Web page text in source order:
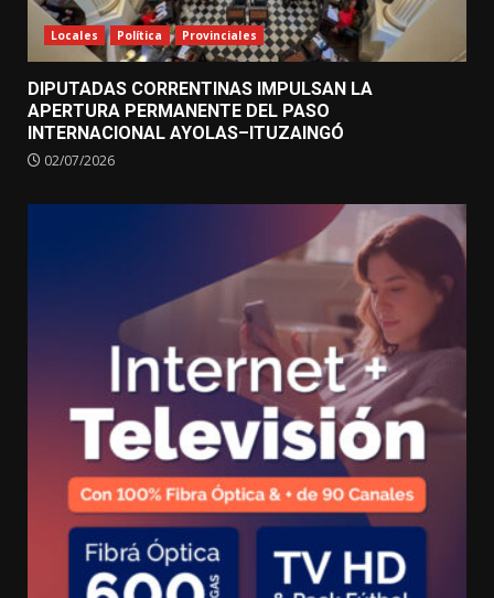
Locales Política Provinciales
DIPUTADAS CORRENTINAS IMPULSAN LA
APERTURA PERMANENTE DEL PASO
INTERNACIONAL AYOLAS–ITUZAINGÓ
02/07/2026